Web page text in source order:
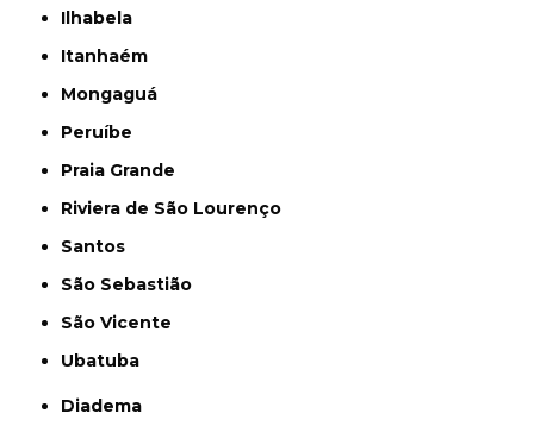
Ilhabela
Itanhaém
Mongaguá
Peruíbe
Praia Grande
Riviera de São Lourenço
Santos
São Sebastião
São Vicente
Ubatuba
Diadema